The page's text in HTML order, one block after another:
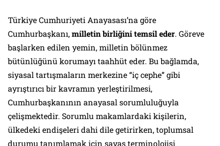
Türkiye Cumhuriyeti Anayasası’na göre
Cumhurbaşkanı,milletin birliğini temsil eder. Göreve
başlarken edilen yemin, milletin bölünmez
bütünlüğünü korumayı taahhüt eder. Bu bağlamda,
siyasal tartışmaların merkezine “iç cephe” gibi
ayrıştırıcı bir kavramın yerleştirilmesi,
Cumhurbaşkanının anayasal sorumluluğuyla
çelişmektedir. Sorumlu makamlardaki kişilerin,
ülkedeki endişeleri dahi dile getirirken, toplumsal
durumu tanımlamak için savaş terminolojisi